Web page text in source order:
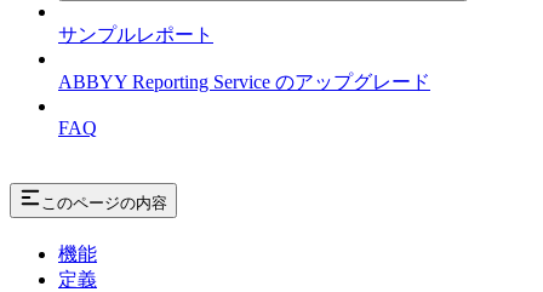
サンプルレポート
ABBYY Reporting Service のアップグレード
FAQ
このページの内容
機能
定義